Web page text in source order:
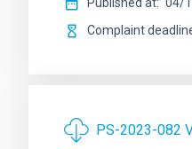
Complaint
PS-2023-082